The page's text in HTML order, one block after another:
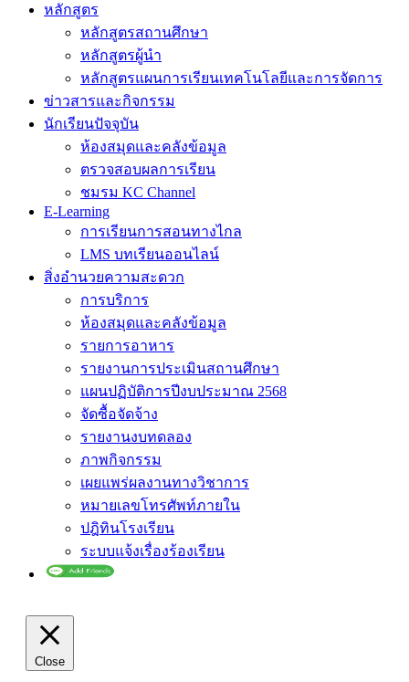
หลักสูตร
หลักสูตรสถานศึกษา
หลักสูตรผู้นำ
หลักสูตรแผนการเรียนเทคโนโลยีและการจัดการ
ข่าวสารและกิจกรรม
นักเรียนปัจจุบัน
ห้องสมุดและคลังข้อมูล
ตรวจสอบผลการเรียน
ชมรม KC Channel
E-Learning
การเรียนการสอนทางไกล
LMS บทเรียนออนไลน์
สิ่งอำนวยความสะดวก
การบริการ
ห้องสมุดและคลังข้อมูล
รายการอาหาร
รายงานการประเมินสถานศึกษา
แผนปฏิบัติการปีงบประมาณ 2568
จัดซื้อจัดจ้าง
รายงานงบทดลอง
ภาพกิจกรรม
เผยแพร่ผลงานทางวิชาการ
หมายเลขโทรศัพท์ภายใน
ปฎิทินโรงเรียน
ระบบแจ้งเรื่องร้องเรียน
Close